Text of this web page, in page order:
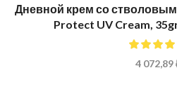
Дневной крем со
Protect UV Cream,
4 072,89